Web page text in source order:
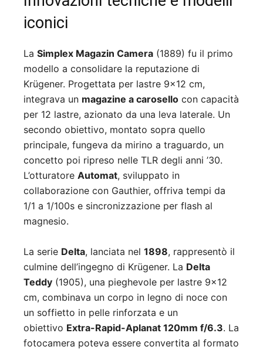
iconici
La Simplex Magazin Camera (1889) fu il primo
modello a consolidare la reputazione di
Krügener. Progettata per lastre 9×12 cm,
integrava un magazine a carosello con capacità
per 12 lastre, azionato da una leva laterale. Un
secondo obiettivo, montato sopra quello
principale, fungeva da mirino a traguardo, un
concetto poi ripreso nelle TLR degli anni ’30.
L’otturatore Automat, sviluppato in
collaborazione con Gauthier, offriva tempi da
1/1 a 1/100s e sincronizzazione per flash al
magnesio.
La serie Delta, lanciata nel 1898, rappresentò il
culmine dell’ingegno di Krügener. La Delta
Teddy (1905), una pieghevole per lastre 9×12
cm, combinava un corpo in legno di noce con
un soffietto in pelle rinforzata e un
obiettivo Extra-Rapid-Aplanat 120mm f/6.3. La
fotocamera poteva essere convertita al formato